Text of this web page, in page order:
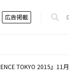
広告掲載
TOKYO 2015』11